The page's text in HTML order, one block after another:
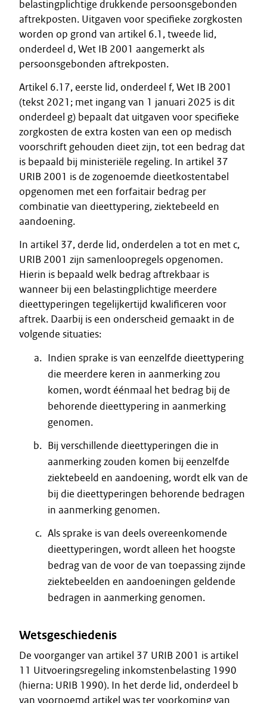
belastingplichtige drukkende persoonsgebonden
aftrekposten. Uitgaven voor specifieke zorgkosten
worden op grond van artikel 6.1, tweede lid,
onderdeel d, Wet IB 2001 aangemerkt als
persoonsgebonden aftrekposten.
Artikel 6.17, eerste lid, onderdeel f, Wet IB 2001
(tekst 2021; met ingang van 1 januari 2025 is dit
onderdeel g) bepaalt dat uitgaven voor specifieke
zorgkosten de extra kosten van een op medisch
voorschrift gehouden dieet zijn, tot een bedrag dat
is bepaald bij ministeriële regeling. In artikel 37
URIB 2001 is de zogenoemde dieetkostentabel
opgenomen met een forfaitair bedrag per
combinatie van dieettypering, ziektebeeld en
aandoening.
In artikel 37, derde lid, onderdelen a tot en met c,
URIB 2001 zijn samenloopregels opgenomen.
Hierin is bepaald welk bedrag aftrekbaar is
wanneer bij een belastingplichtige meerdere
dieettyperingen tegelijkertijd kwalificeren voor
aftrek. Daarbij is een onderscheid gemaakt in de
volgende situaties:
Indien sprake is van eenzelfde dieettypering
die meerdere keren in aanmerking zou
komen, wordt éénmaal het bedrag bij de
behorende dieettypering in aanmerking
genomen.
Bij verschillende dieettyperingen die in
aanmerking zouden komen bij eenzelfde
ziektebeeld en aandoening, wordt elk van de
bij die dieettyperingen behorende bedragen
in aanmerking genomen.
Als sprake is van deels overeenkomende
dieettyperingen, wordt alleen het hoogste
bedrag van de voor de van toepassing zijnde
ziektebeelden en aandoeningen geldende
bedragen in aanmerking genomen.
Wetsgeschiedenis
De voorganger van artikel 37 URIB 2001 is artikel
11 Uitvoeringsregeling inkomstenbelasting 1990
(hierna: URIB 1990). In het derde lid, onderdeel b
van voornoemd artikel was ter voorkoming van